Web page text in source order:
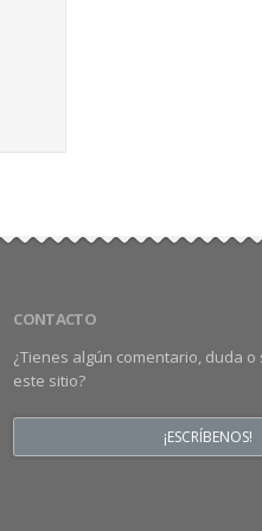
CONTACTO
¿Tienes algún comentario, duda
este sitio?
¡ESCRÍBENOS!